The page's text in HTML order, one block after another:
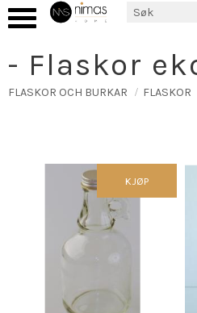
- Flaskor
FLASKOR OCH BURKAR FLASKOR
KJØP